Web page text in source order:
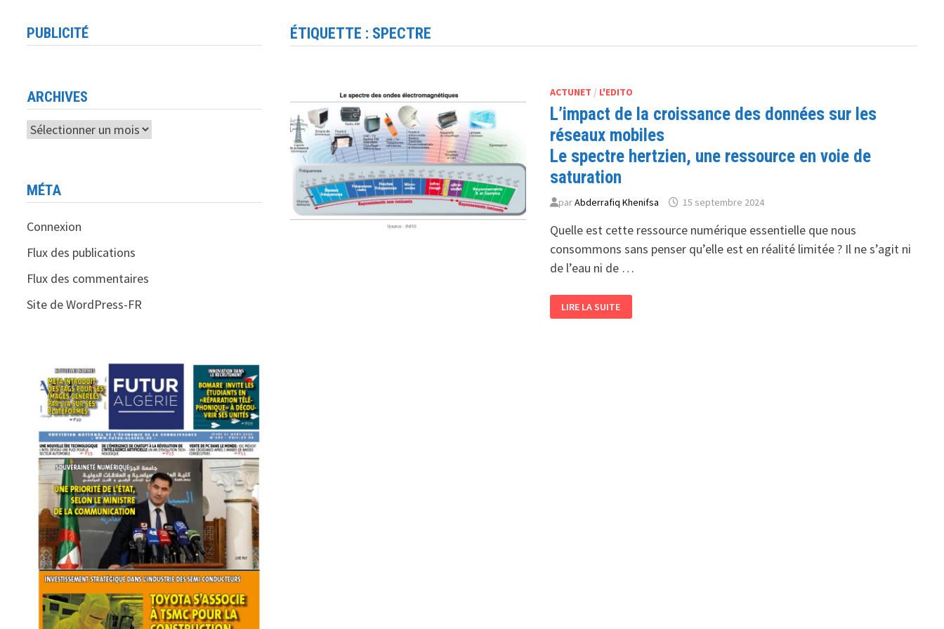
ÉTIQUETTE : SPECTRE
ACTUNET / L'EDITO
L’impact de la croissance des données sur les
réseaux mobiles
Le spectre hertzien, une ressource en voie de
saturation
parAbderrafiq Khenifsa 15 septembre 2024
Quelle est cette ressource numérique essentielle que nous
consommons sans penser qu’elle est en réalité limitée ? Il ne s’agit ni
de l’eau ni de …
DE
LA
LIRE LA SUITE
PUBLICITÉ
ARCHIVES
Archives
MÉTA
Connexion
Flux des publications
Flux des commentaires
Site de WordPress-FR